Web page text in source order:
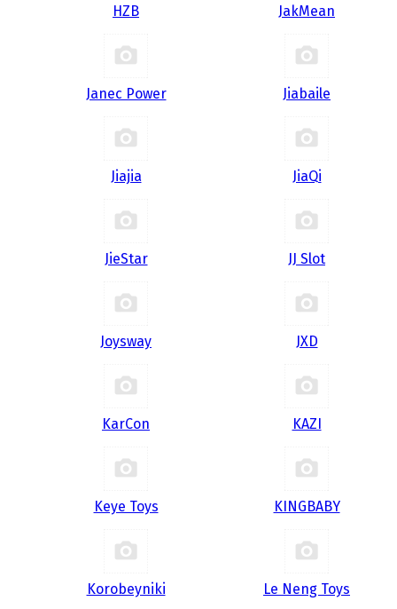
HZB JakMean
Janec Power Jiabaile
Jiajia JiaQi
JieStar JJ Slot
Joysway JXD
KarCon KAZI
Keye Toys KINGBABY
Korobeyniki Le Neng Toys